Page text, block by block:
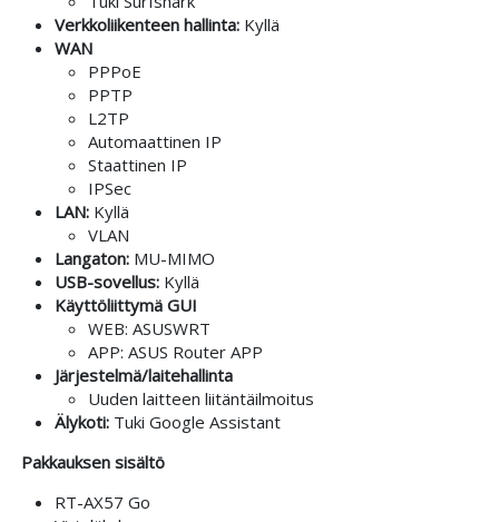
Verkkoliikenteen hallinta: Kyllä
WAN
PPPoE
PPTP
L2TP
Automaattinen IP
Staattinen IP
IPSec
LAN: Kyllä
VLAN
Langaton: MU-MIMO
USB-sovellus: Kyllä
Käyttöliittymä GUI
WEB: ASUSWRT
APP: ASUS Router APP
Järjestelmä/laitehallinta
Uuden laitteen liitäntäilmoitus
Älykoti: Tuki Google Assistant
Pakkauksen sisältö
RT-AX57 Go